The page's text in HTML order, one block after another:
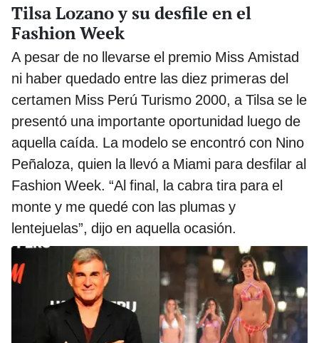
Tilsa Lozano y su desfile en el
Fashion Week
A pesar de no llevarse el premio Miss Amistad
ni haber quedado entre las diez primeras del
certamen Miss Perú Turismo 2000, a Tilsa se le
presentó una importante oportunidad luego de
aquella caída. La modelo se encontró con Nino
Peñaloza, quien la llevó a Miami para desfilar al
Fashion Week. “Al final, la cabra tira para el
monte y me quedé con las plumas y
lentejuelas”, dijo en aquella ocasión.